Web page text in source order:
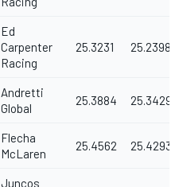
Ed
Carpenter
Racing
25.3231 25.2398
Andretti
Global
25.3884 25.3429
Flecha
McLaren
25.4562 25.4293
Juncos